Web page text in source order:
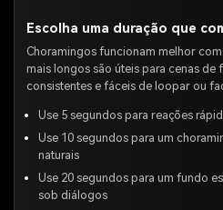
Escolha uma duração que
Choramingos funcionam melhor
mais longos são úteis para cenas de
consistentes e fáceis de loopar ou
Use 5 segundos para reações
Use 10 segundos para um
naturais
Use 20 segundos para um fundo
sob diálogos